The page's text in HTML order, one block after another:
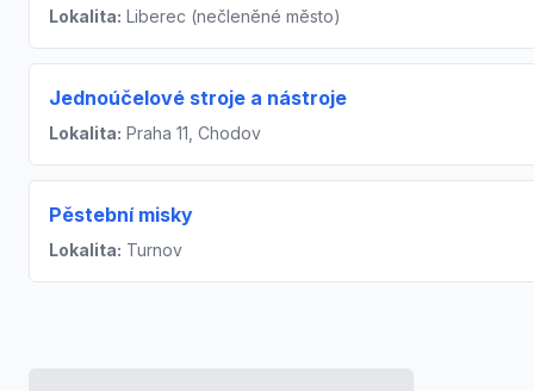
Lokalita: Liberec (nečleněné město)
Jednoúčelové stroje a nástroje
Lokalita: Praha 11, Chodov
Pěstební misky
Lokalita: Turnov